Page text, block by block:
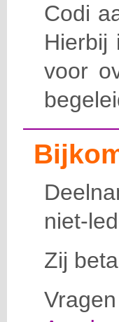
Codi
Hierbij
voor
niet-
Zij